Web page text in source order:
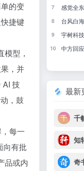
的变
捷键
型，
，并
AI 技
，鼓
每一
向有批
品或内
7 感觉全
8 台风白
9 宇树科
10 中方回
最新
千
知
奇